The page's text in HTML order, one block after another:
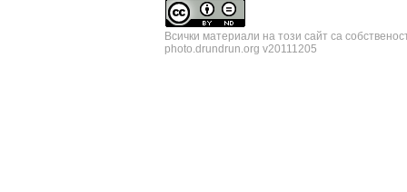
Всички материали на този сайт са
photo.drundrun.org v20111205